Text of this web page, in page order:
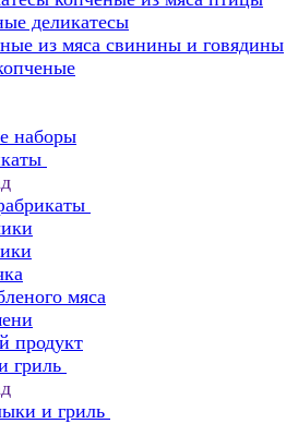
деликатесы
из мяса свинины и говядины
наборы
мяса
продукт
гриль
и гриль